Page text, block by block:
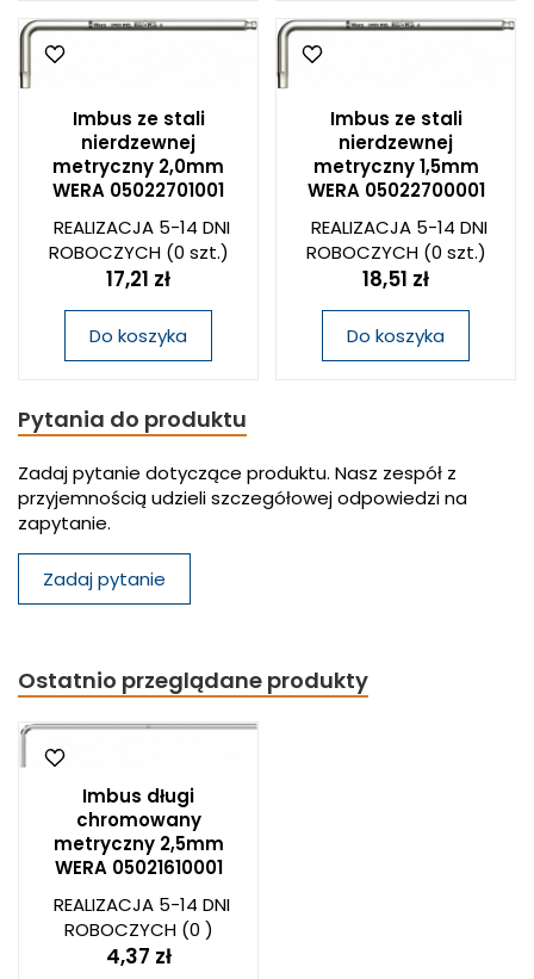
Imbus ze stali
nierdzewnej
metryczny 2,0mm
WERA 05022701001
REALIZACJA 5-14 DNI
ROBOCZYCH(0 szt.)
17,21 zł
Do koszyka
Imbus ze stali
nierdzewnej
metryczny 1,5mm
WERA 05022700001
REALIZACJA 5-14 DNI
ROBOCZYCH(0 szt.)
18,51 zł
Do koszyka
Pytania do produktu
Zadaj pytanie dotyczące produktu. Nasz zespół z
przyjemnością udzieli szczegółowej odpowiedzi na
zapytanie.
Zadaj pytanie
Ostatnio przeglądane produkty
Imbus długi
chromowany
metryczny 2,5mm
WERA 05021610001
REALIZACJA 5-14 DNI
ROBOCZYCH(0 )
4,37 zł